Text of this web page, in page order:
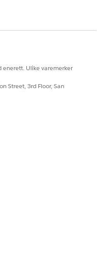
av
eller
planlegging
kapasitetsbasert
enerett. Ulike varemerker
Street, 3rd Floor, San